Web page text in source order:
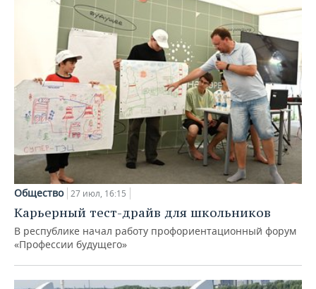
Общество 27 июл, 16:15
Карьерный тест-драйв для школьников
В республике начал работу профориентационный форум
«Профессии будущего»